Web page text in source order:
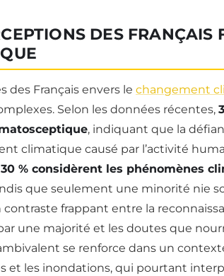
DES FRANÇAIS
des Français envers le changement
Selon les données récentes,
, indiquant que la
climatique causé par l’activité
30 % considèrent les phénomènes
que seulement une minorité nie
contraste frappant entre la
une majorité et les doutes que
se renforce dans un
et les inondations, qui pourtant